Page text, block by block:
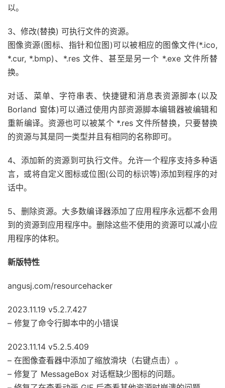
以。
3、修改(替换) 可执行文件的资源。
图像资源(图标、指针和位图)可以被相应的图像文件(*.ico,
*.cur, *.bmp)、*.res 文件、甚至是另一个 *.exe 文件所替
换。
对话、菜单、字符串表、快捷键和消息表资源脚本(以及
Borland 窗体)可以通过使用内部资源脚本编辑器被编辑和
重新编译。资源也可以被某个 *.res 文件所替换，只要替换
的资源与其是同一类型并且有相同的名称即可。
4、添加新的资源到可执行文件。允许一个程序支持多种语
言，或将自定义图标或位图(公司的标识等)添加到程序的对
话中。
5、删除资源。大多数编译器添加了应用程序永远都不会用
到的资源到应用程序中。删除这些不使用的资源可以减小应
用程序的体积。
新版特性
angusj.com/resourcehacker
2023.11.19 v5.2.7.427
– 修复了命令行脚本中的小错误
2023.11.14 v5.2.5.409
– 在图像查看器中添加了缩放滑块（右键点击）。
– 修复了 MessageBox 对话框缺少图标的问题。